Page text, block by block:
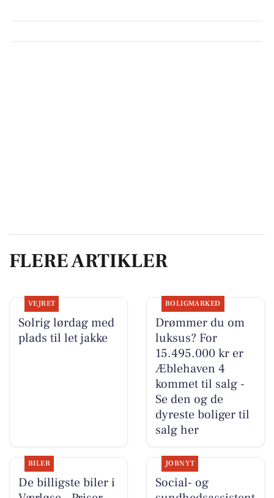
FLERE ARTIKLER
VEJRET
Solrig lørdag med
plads til let jakke
BOLIGMARKED
Drømmer du om
luksus? For
15.495.000 kr er
Æblehaven 4
kommet til salg -
Se den og de
dyreste boliger til
salg her
BILER
De billigste biler i
JOBNYT
Social- og